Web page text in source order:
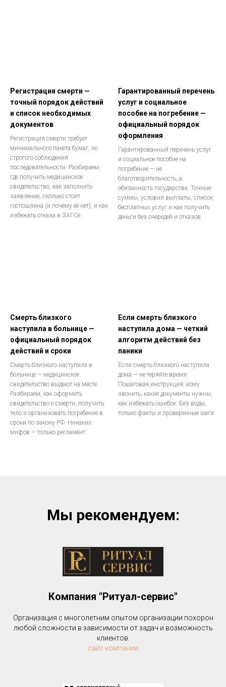
Регистрация смерти —
точный порядок действий
и список необходимых
документов
Регистрация смерти требует
минимального пакета бумаг, но
строгого соблюдения
последовательности. Разбираем,
где получить медицинское
свидетельство, как заполнить
заявление, сколько стоит
госпошлина (и почему её нет), и как
избежать отказа в ЗАГСе.
Гарантированный перечень
услуг и социальное
пособие на погребение —
официальный порядок
оформления
Гарантированный перечень услуг
и социальное пособие на
погребение — не
благотворительность, а
обязанность государства. Точные
суммы, условия выплаты, список
бесплатных услуг и как получить
деньги без очередей и отказов.
Смерть близкого
наступила в больнице —
официальный порядок
действий и сроки
Смерть близкого наступила в
больнице — медицинское
свидетельство выдают на месте.
Разбираем, как оформить
свидетельство о смерти, получить
тело и организовать погребение в
сроки по закону РФ. Никаких
мифов — только регламент.
Если смерть близкого
наступила дома — четкий
алгоритм действий без
паники
Если смерть близкого наступила
дома — не теряйте время.
Пошаговая инструкция: кому
звонить, какие документы нужны,
как избежать ошибок. Без воды,
только факты и проверенные шаги.
Мы рекомендуем:
Компания "Ритуал-сервис"
Организация с многолетним опытом организации похорон
любой сложности в зависимости от задач и возможность
клиентов.
сайт компании